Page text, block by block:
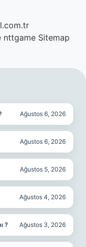
nttgame Sitemap
Ağustos 6, 2026
Ağustos 6, 2026
Ağustos 5, 2026
Ağustos 4, 2026
? Ağustos 3, 2026